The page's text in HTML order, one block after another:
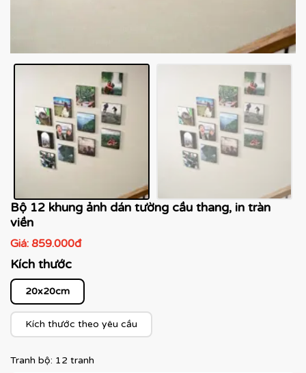
Bộ 12 khung ảnh dán tường cầu thang, in tràn
viền
Giá: 859.000đ
Kích thước
20x20cm
Kích thước theo yêu cầu
Tranh bộ: 12 tranh